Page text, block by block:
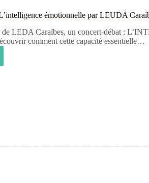
émotionnelle par LEUDA
de LEDA Caraïbes, un concert-débat :
comment cette capacité essentielle…